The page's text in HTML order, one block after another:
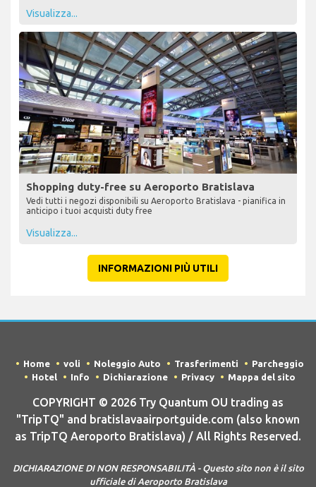
Visualizza...
Shopping duty-free su Aeroporto Bratislava
Vedi tutti i negozi disponibili su Aeroporto Bratislava - pianifica in
anticipo i tuoi acquisti duty free
Visualizza...
INFORMAZIONI PIÙ UTILI
Home voli Noleggio Auto Trasferimenti
Parcheggio
Hotel
Info Dichiarazione Privacy Mappa del sito
COPYRIGHT © 2026 Try Quantum OU trading as
"TripTQ" and bratislavaairportguide.com (also known
as TripTQ Aeroporto Bratislava) / All Rights Reserved.
DICHIARAZIONE DI NON RESPONSABILITÀ - Questo sito non è il sito
ufficiale di Aeroporto Bratislava